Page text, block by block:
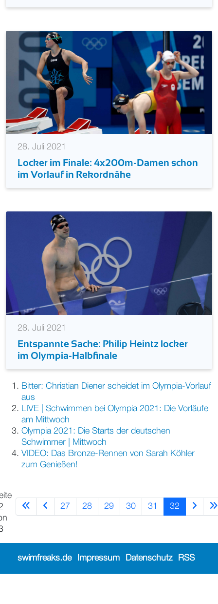
28. Juli 2021
Locker im Finale: 4x200m-Damen schon
im Vorlauf in Rekordnähe
28. Juli 2021
Entspannte Sache: Philip Heintz locker
im Olympia-Halbfinale
Bitter: Christian Diener scheidet im Olympia-Vorlauf
aus
LIVE | Schwimmen bei Olympia 2021: Die Vorläufe
am Mittwoch
Olympia 2021: Die Starts der deutschen
Schwimmer | Mittwoch
VIDEO: Das Bronze-Rennen von Sarah Köhler
zum Genießen!
27 28 29 30 31 32
swimfreaks.de Impressum Datenschutz RSS